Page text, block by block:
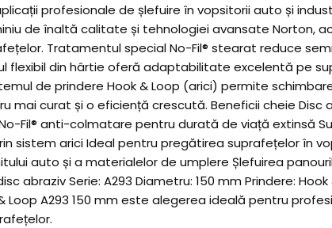
profesionale de șlefuire în vopsitorii auto și
de înaltă calitate și tehnologiei avansate Norton,
Tratamentul special No-Fil® stearat reduce
din hârtie oferă adaptabilitate excelentă pe
de prindere Hook & Loop (arici) permite
curat și o eficiență crescută. Beneficii cheie Disc
Fil® anti-colmatare pentru durată de viață extinsă
sistem arici Ideal pentru pregătirea suprafețelor în
auto și a materialelor de umplere Șlefuirea
Serie: A293 Diametru: 150 mm Prindere:
Loop A293 150 mm este alegerea ideală pentru